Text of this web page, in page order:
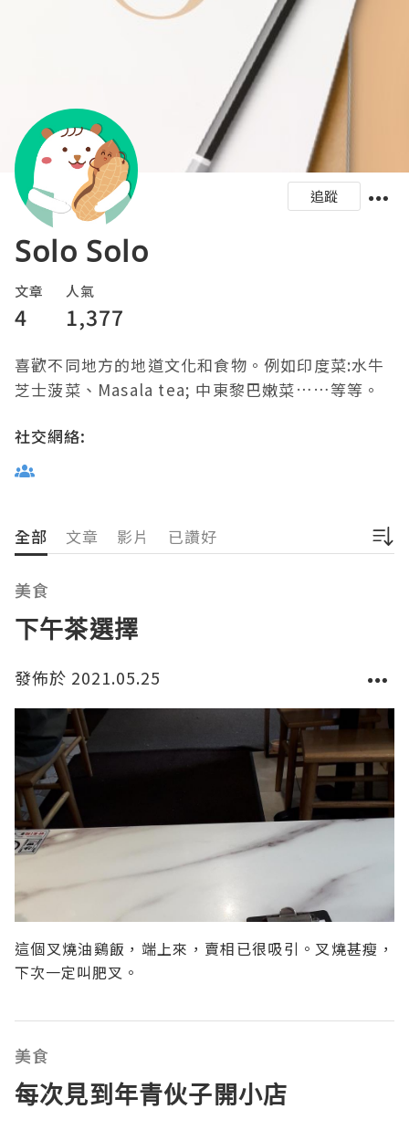
追蹤
Solo Solo
文章
4
人氣
1,377
喜歡不同地方的地道文化和食物。例如印度菜:水牛
芝士菠菜、Masala tea; 中東黎巴嫩菜……等等。
社交網絡:
全部 文章 影片 已讚好
美食
下午茶選擇
發佈於 2021.05.25
這個叉燒油鷄飯，端上來，賣相已很吸引。叉燒甚瘦，
下次一定叫肥叉。
美食
每次見到年青伙子開小店